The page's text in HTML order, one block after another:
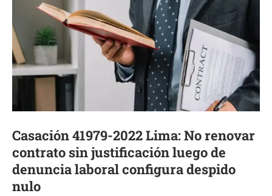
Casación 41979-2022 Lima: No renovar
contrato sin justificación luego de
denuncia laboral configura despido
nulo